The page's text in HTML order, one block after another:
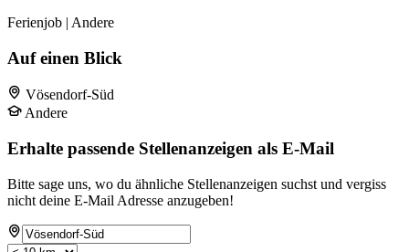
Ferienjob | Andere
Auf einen Blick
Vösendorf-Süd
Andere
Erhalte passende Stellenanzeigen als E-Mail
Bitte sage uns, wo du ähnliche Stellenanzeigen suchst und vergiss
nicht deine E-Mail Adresse anzugeben!